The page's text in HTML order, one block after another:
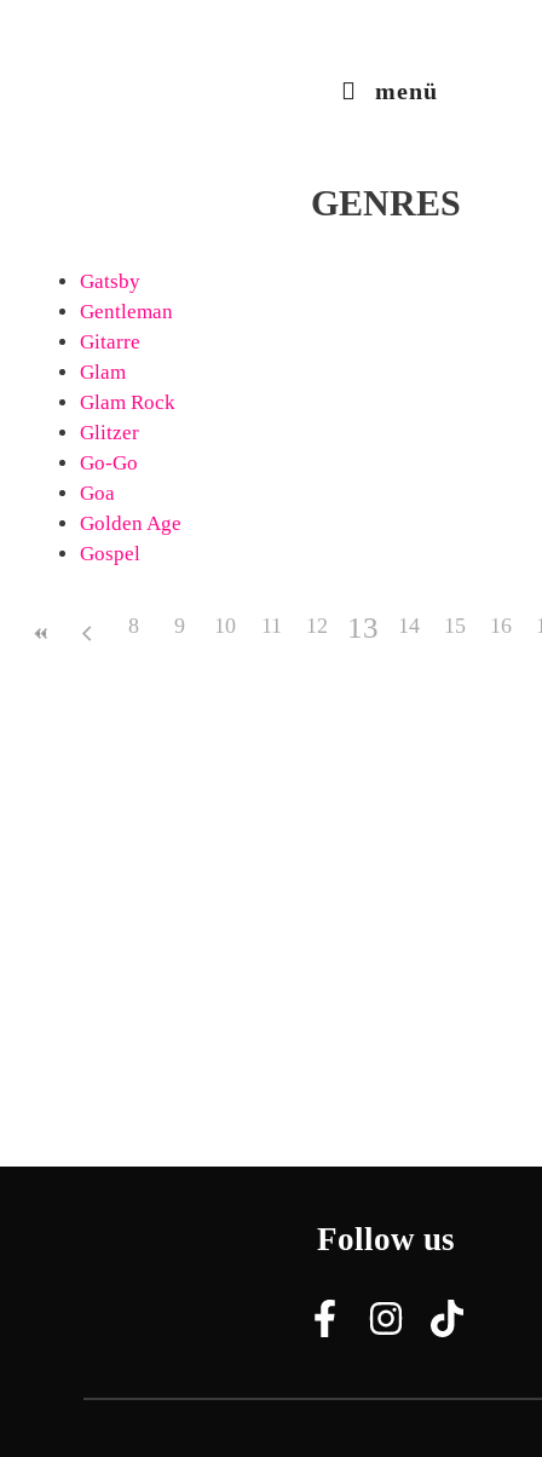
menü
GENRES
Gatsby
Gentleman
Gitarre
Glam
Glam Rock
Glitzer
Go-Go
Goa
Golden Age
Gospel
8 9 10 11 12 13 14 15 16
Follow us